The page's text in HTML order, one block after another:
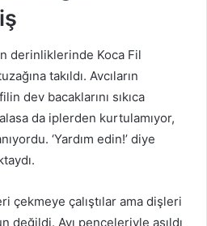
derinliklerinde Koca Fil
takıldı. Avcıların
dev bacaklarını sıkıca
da iplerden kurtulamıyor,
‘Yardım edin!’ diye
çekmeye çalıştılar ama dişleri
değildi. Ayı pençeleriyle asıldı